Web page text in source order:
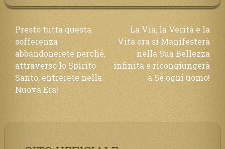
Navigazione
articoli
Presto tutta questa
sofferenza
abbandonerete perché,
attraverso lo Spirito
Santo, entrerete nella
Nuova Era!
La Via, la Verità e la
Vita ora si Manifesterà
nella Sua Bellezza
infinita e ricongiungerà
a Sé ogni uomo!